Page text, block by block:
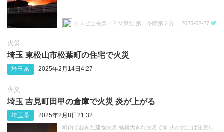
2025-02-27
火災
埼玉 東松山市松葉町の住宅で火災
埼玉県 2025年2月14日4:27
火災
埼玉 吉見町田甲の倉庫で火災 炎が上がる
埼玉県 2025年2月8日21:32
町内で起きた建物火災 結構大きな火災です 火の元には注意し